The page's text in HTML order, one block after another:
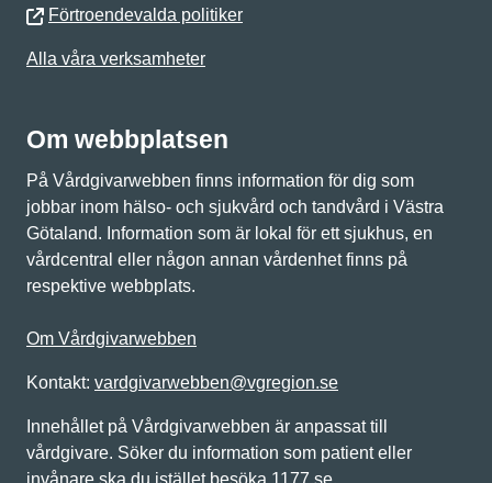
Förtroendevalda politiker
Alla våra verksamheter
Om webbplatsen
På Vårdgivarwebben finns information för dig som
jobbar inom hälso- och sjukvård och tandvård i Västra
Götaland. Information som är lokal för ett sjukhus, en
vårdcentral eller någon annan vårdenhet finns på
respektive webbplats.
Om Vårdgivarwebben
Kontakt: vardgivarwebben@vgregion.se
Innehållet på Vårdgivarwebben är anpassat till
vårdgivare. Söker du information som patient eller
invånare ska du istället besöka 1177.se.